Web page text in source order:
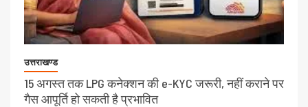
उत्तराखण्ड
15 अगस्त तक LPG कनेक्शन की e-KYC जरूरी, नहीं कराने पर
गैस आपूर्ति हो सकती है प्रभावित